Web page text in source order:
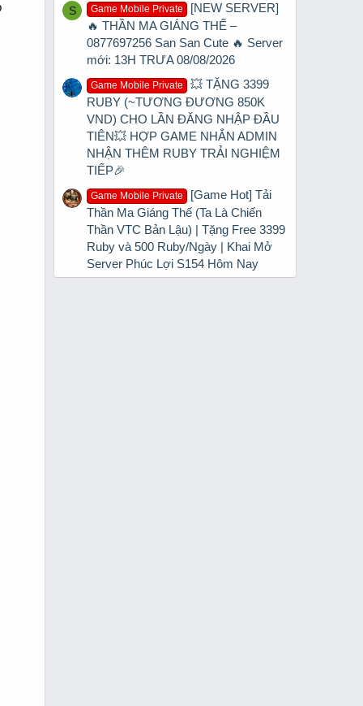
S Game Mobile Private
[NEW SERVER]
🔥 THẦN MA GIÁNG THẾ –
0877697256 San San Cute 🔥 Server
mới: 13H TRƯA 08/08/2026
Game Mobile Private
💥 TẶNG 3399
RUBY (~TƯƠNG ĐƯƠNG 850K
VND) CHO LẦN ĐĂNG NHẬP ĐẦU
TIÊN💥 HỢP GAME NHẮN ADMIN
NHẬN THÊM RUBY TRẢI NGHIỆM
TIẾP🎉
Game Mobile Private
[Game Hot] Tải
Thần Ma Giáng Thế (Ta Là Chiến
Thần VTC Bản Lậu) | Tặng Free 3399
Ruby và 500 Ruby/Ngày | Khai Mở
Server Phúc Lợi S154 Hôm Nay